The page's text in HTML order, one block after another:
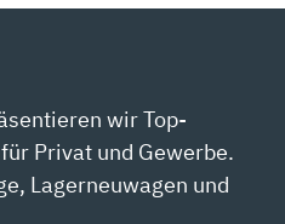
wir Top-
Privat und Gewerbe.
Lagerneuwagen und